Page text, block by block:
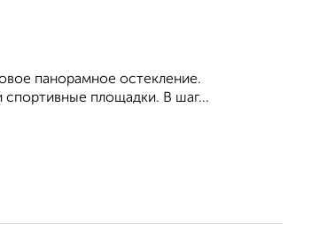
панорамное остекление.
спортивные площадки. В шаг...